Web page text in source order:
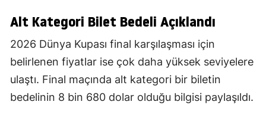
Alt Kategori Bilet Bedeli Açıklandı
2026 Dünya Kupası final karşılaşması için
belirlenen fiyatlar ise çok daha yüksek seviyelere
ulaştı. Final maçında alt kategori bir biletin
bedelinin 8 bin 680 dolar olduğu bilgisi paylaşıldı.